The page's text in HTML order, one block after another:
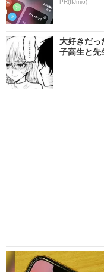
PR(IIJmio)
大好きだ
子高生と先